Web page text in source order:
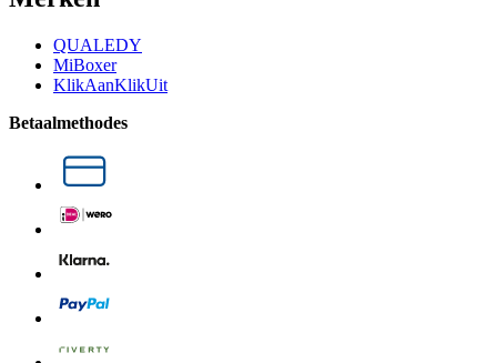
QUALEDY
MiBoxer
KlikAanKlikUit
Betaalmethodes